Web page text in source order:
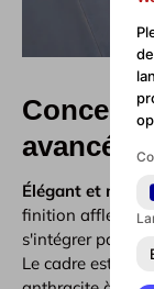
avancées
Élégant et
finition
s'intégrer
Le cadre est